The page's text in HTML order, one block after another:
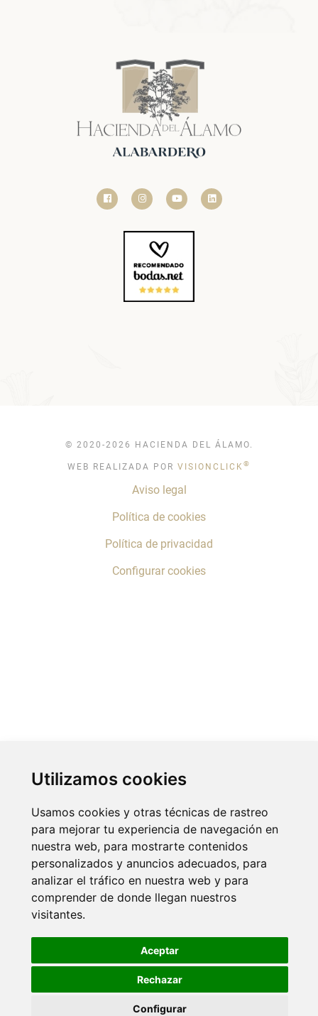
Utilizamos cookies
Usamos cookies y otras técnicas de rastreo
para mejorar tu experiencia de navegación en
nuestra web, para mostrarte contenidos
personalizados y anuncios adecuados, para
analizar el tráfico en nuestra web y para
comprender de donde llegan nuestros
visitantes.
Aceptar
Rechazar
Configurar
© 2020-2026 HACIENDA DEL ÁLAMO.
WEB REALIZADA POR VISIONCLICK®
Aviso legal
Política de cookies
Política de privacidad
Configurar cookies